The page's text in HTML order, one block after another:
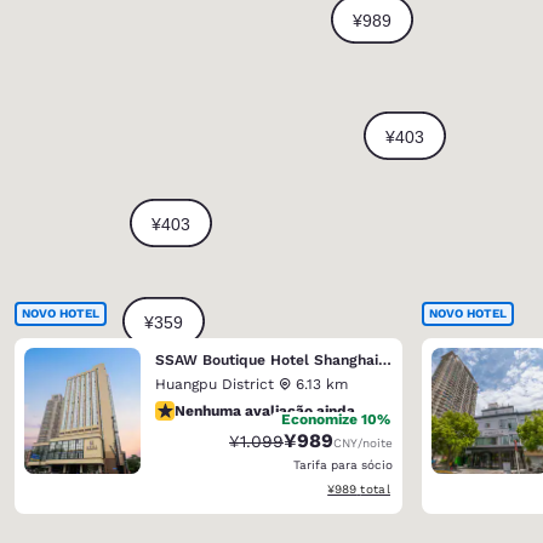
NOVO HOTEL
SSAW Boutique Hotel Shanghai Bund
Huangpu District
6.13 km
Nenhuma avaliação ainda
Nenhuma avaliação ainda
Economize 10%
Tarifa anterior “tachada”:
¥1.099Tarifa com desconto:
¥989CNY/noite
Tarifa para sócio
Exibir detalhes do total estimado
¥989 total
NOVO HOTEL